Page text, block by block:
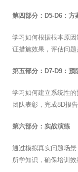
第四部分：D5-D6：方
学习如何根据根本原
证措施效果，评估问
第五部分：D7-D9：预
学习如何建立系统性
团队表彰，完成8D报
第六部分：实战演练
通过模拟真实问题场
所学知识，确保培训